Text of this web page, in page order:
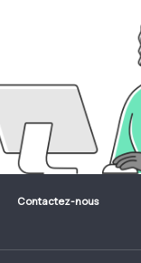
Contactez-nous